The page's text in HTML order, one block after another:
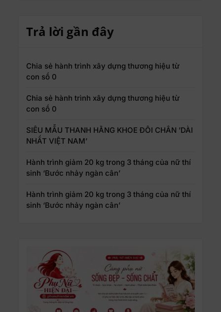
Trả lời gần đây
Chia sẻ hành trình xây dựng thương hiệu từ
con số 0
Chia sẻ hành trình xây dựng thương hiệu từ
con số 0
SIÊU MẪU THANH HẰNG KHOE ĐÔI CHÂN ’DÀI
NHẤT VIỆT NAM’
Hành trình giảm 20 kg trong 3 tháng của nữ thí
sinh ‘Bước nhảy ngàn cân’
Hành trình giảm 20 kg trong 3 tháng của nữ thí
sinh ‘Bước nhảy ngàn cân’